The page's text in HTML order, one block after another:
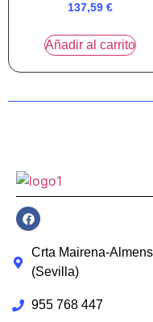
137,59 €
Añadir al carrito
Crta Mairena-
(Sevilla)
955 768 447